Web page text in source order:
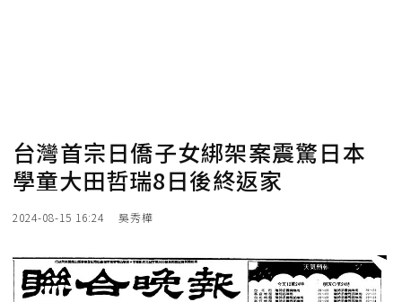
台灣首宗日僑子女綁架案震驚日本
學童大田哲瑞8日後終返家
2024-08-15 16:24 吳秀樺